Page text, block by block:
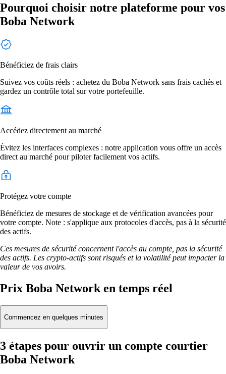
Pourquoi choisir notre plateforme pour vos
Boba Network
Bénéficiez de frais clairs
Suivez vos coûts réels : achetez du Boba Network sans frais cachés et
gardez un contrôle total sur votre portefeuille.
Accédez directement au marché
Évitez les interfaces complexes : notre application vous offre un accès
direct au marché pour piloter facilement vos actifs.
Protégez votre compte
Bénéficiez de mesures de stockage et de vérification avancées pour
votre compte. Note : s'applique aux protocoles d'accès, pas à la sécurité
des actifs.
Ces mesures de sécurité concernent l'accès au compte, pas la sécurité
des actifs. Les crypto-actifs sont risqués et la volatilité peut impacter la
valeur de vos avoirs.
Prix Boba Network en temps réel
Commencez en quelques minutes
3 étapes pour ouvrir un compte courtier
Boba Network